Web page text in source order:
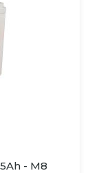
- M8